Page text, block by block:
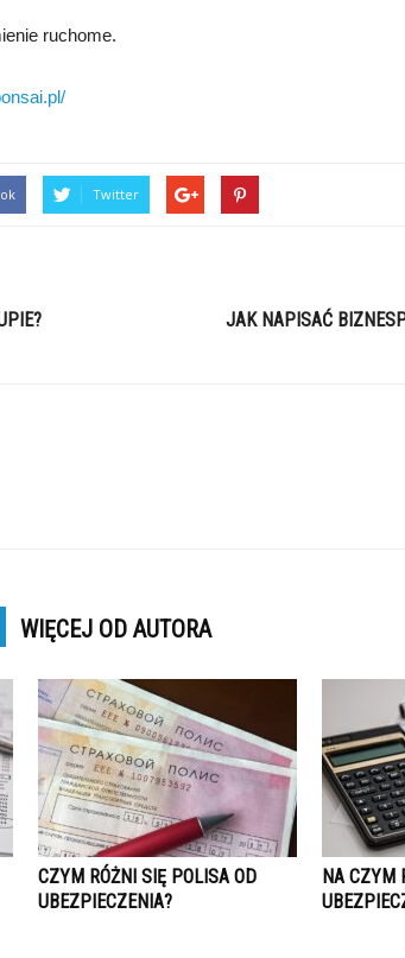
ruchome.
Twitter
JAK NAPISAĆ
WIĘCEJ OD AUTORA
CZYM RÓŻNI SIĘ POLISA OD
UBEZPIECZENIA?
NA CZYM